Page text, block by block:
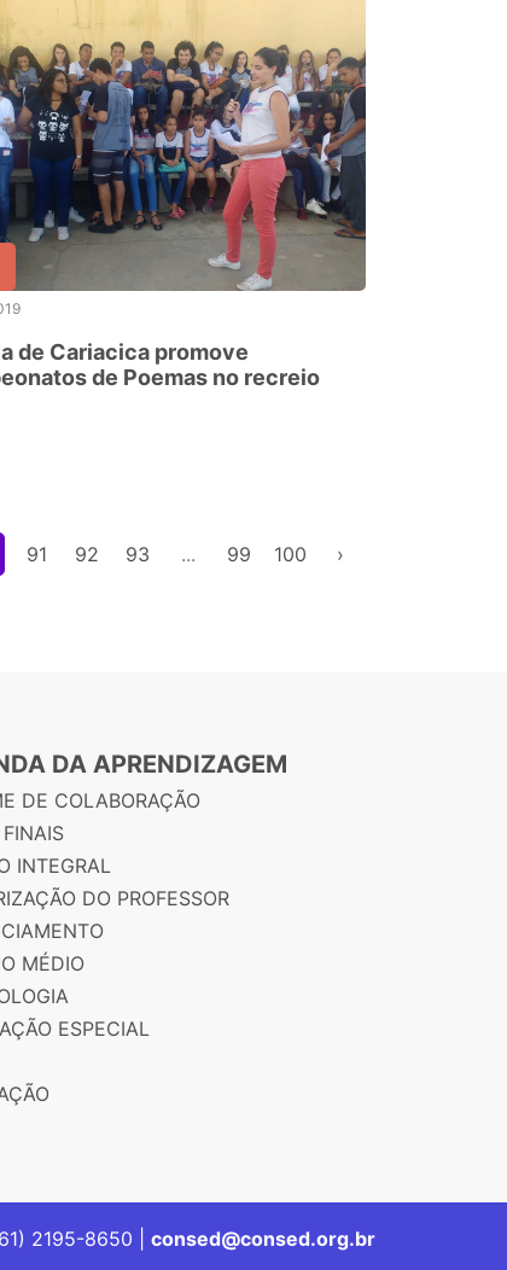
de Cariacica promove
de Poemas no recreio
91 92 93 ... 99 100 ›
DA APRENDIZAGEM
DE COLABORAÇÃO
INTEGRAL
DO PROFESSOR
MÉDIO
ESPECIAL
2195-8650 | consed@consed.org.br